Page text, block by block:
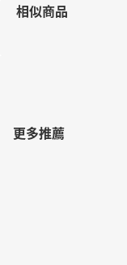
過頭，一窺文言文的
曾品方（教育部閱讀
相似商品
更多推薦